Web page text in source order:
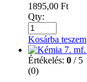
1895,00 Ft
Qty:
Kosárba teszem
Értékelés: 0 / 5
(0)